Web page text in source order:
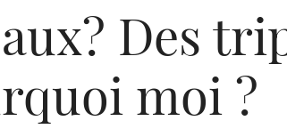
Des
moi ?